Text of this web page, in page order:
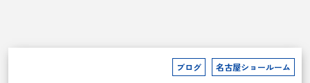
ブログ 名古屋ショールーム